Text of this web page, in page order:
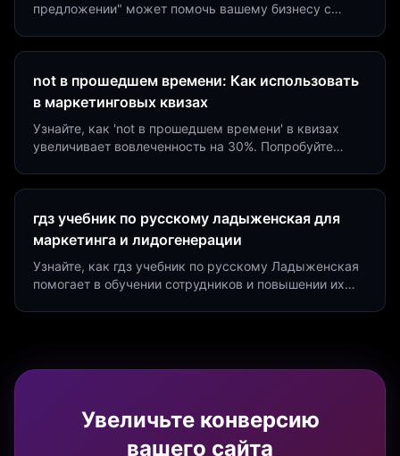
предложении" может помочь вашему бизнесу с
not в прошедшем времени: Как использовать
в маркетинговых квизах
Узнайте, как 'not в прошедшем времени' в квизах
увеличивает вовлеченность на 30%. Попробуйте
гдз учебник по русскому ладыженская для
маркетинга и лидогенерации
Узнайте, как гдз учебник по русскому Ладыженская
помогает в обучении сотрудников и повышении их
Увеличьте конверсию
вашего сайта